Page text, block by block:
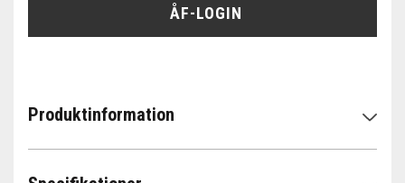
ÅF-LOGIN
Produktinformation